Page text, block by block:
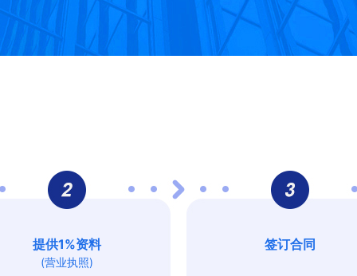
提供1%资料
(营业执照)
签订合同